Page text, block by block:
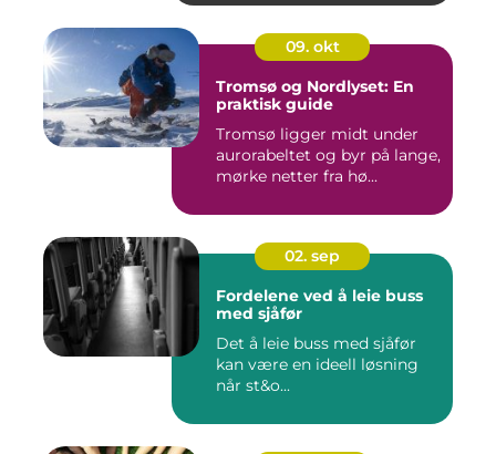
09. okt
Tromsø og Nordlyset: En
praktisk guide
Tromsø ligger midt under
aurorabeltet og byr på lange,
mørke netter fra hø...
02. sep
Fordelene ved å leie buss
med sjåfør
Det å leie buss med sjåfør
kan være en ideell løsning
når st&o...